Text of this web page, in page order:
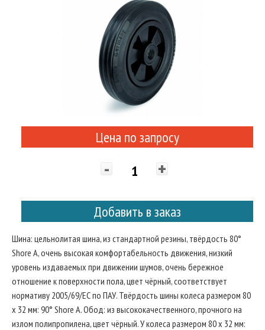
Цена по запросу
- +
Добавить в заказ
Шина: цельнолитая шина, из стандартной резины, твёрдость 80°
Shore A, очень высокая комфортабельность движения, низкий
уровень издаваемых при движении шумов, очень бережное
отношение к поверхности пола, цвет чёрный, соответствует
нормативу 2005/69/ЕС по ПАУ. Твёрдость шины колеса размером 80
x 32 мм: 90° Shore A. Обод: из высококачественного, прочного на
излом полипропилена, цвет чёрный. У колеса размером 80 x 32 мм: